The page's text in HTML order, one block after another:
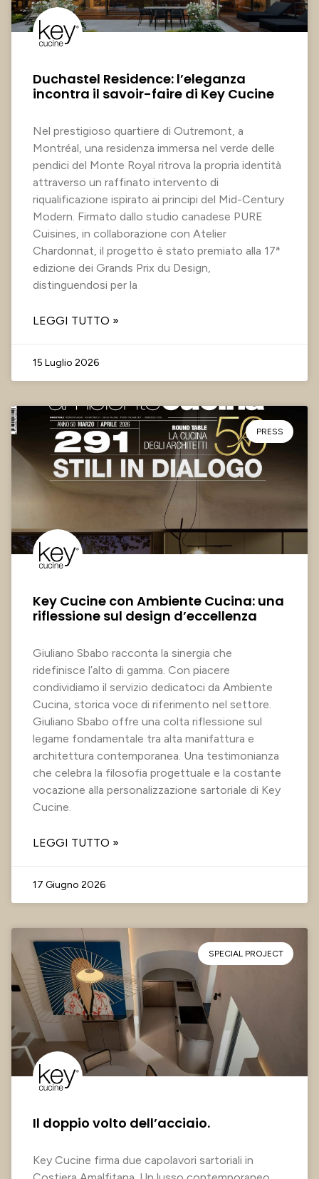
Duchastel Residence: l’eleganza
incontra il savoir-faire di Key Cucine
Nel prestigioso quartiere di Outremont, a
Montréal, una residenza immersa nel verde delle
pendici del Monte Royal ritrova la propria identità
attraverso un raffinato intervento di
riqualificazione ispirato ai principi del Mid-Century
Modern. Firmato dallo studio canadese PURE
Cuisines, in collaborazione con Atelier
Chardonnat, il progetto è stato premiato alla 17ª
edizione dei Grands Prix du Design,
distinguendosi per la
LEGGI TUTTO »
15 Luglio 2026
PRESS
Key Cucine con Ambiente Cucina: una
riflessione sul design d’eccellenza
Giuliano Sbabo racconta la sinergia che
ridefinisce l’alto di gamma. Con piacere
condividiamo il servizio dedicatoci da Ambiente
Cucina, storica voce di riferimento nel settore.
Giuliano Sbabo offre una colta riflessione sul
legame fondamentale tra alta manifattura e
architettura contemporanea. Una testimonianza
che celebra la filosofia progettuale e la costante
vocazione alla personalizzazione sartoriale di Key
Cucine.
LEGGI TUTTO »
17 Giugno 2026
SPECIAL PROJECT
Il doppio volto dell’acciaio.
Key Cucine firma due capolavori sartoriali in